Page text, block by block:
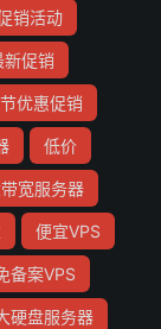
销活动
促销
优惠促销
低价
宽服务器
便宜VPS
备案VPS
硬盘服务器